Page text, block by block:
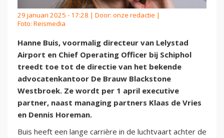
29 januari 2025 - 17:28 | Door: onze redactie |
Foto: Reismedia
Hanne Buis, voormalig directeur van Lelystad
Airport en Chief Operating Officer bij Schiphol
treedt toe tot de directie van het bekende
advocatenkantoor De Brauw Blackstone
Westbroek. Ze wordt per 1 april executive
partner, naast managing partners Klaas de Vries
en Dennis Horeman.
Buis heeft een lange carrière in de luchtvaart achter de